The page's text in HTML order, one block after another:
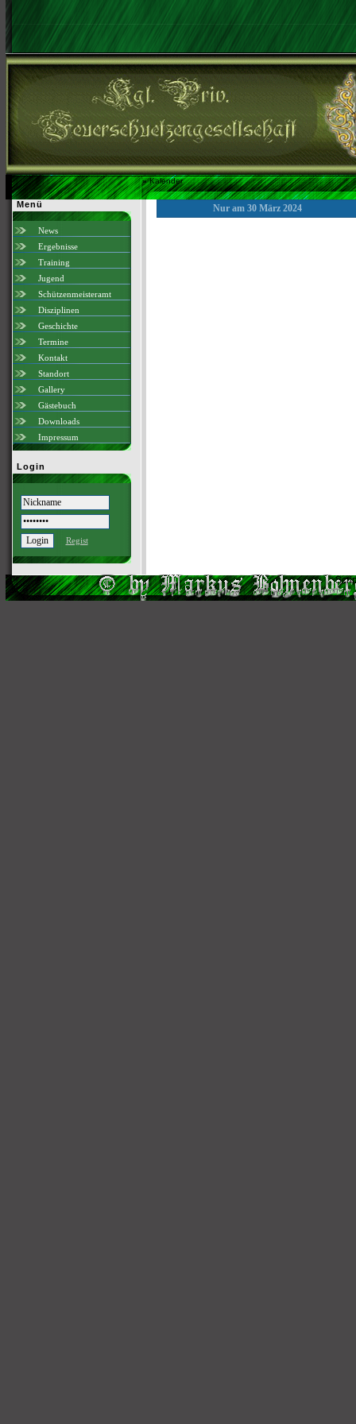
»Kalender
Menü
News
Ergebnisse
Training
Jugend
Schützenmeisteramt
Disziplinen
Geschichte
Termine
Kontakt
Standort
Gallery
Gästebuch
Downloads
Impressum
Login
Regist
Nur am 30 März 2024